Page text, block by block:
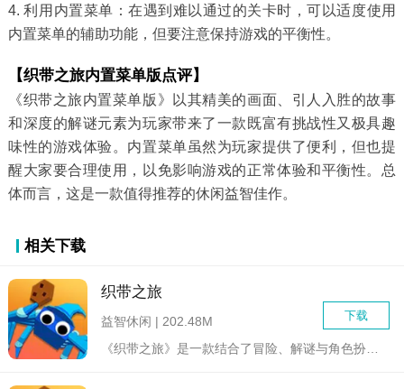
4. 利用内置菜单：在遇到难以通过的关卡时，可以适度使用
内置菜单的辅助功能，但要注意保持游戏的平衡性。
【织带之旅内置菜单版点评】
《织带之旅内置菜单版》以其精美的画面、引人入胜的故事
和深度的解谜元素为玩家带来了一款既富有挑战性又极具趣
味性的游戏体验。内置菜单虽然为玩家提供了便利，但也提
醒大家要合理使用，以免影响游戏的正常体验和平衡性。总
体而言，这是一款值得推荐的休闲益智佳作。
相关下载
织带之旅
下载
益智休闲 | 202.48M